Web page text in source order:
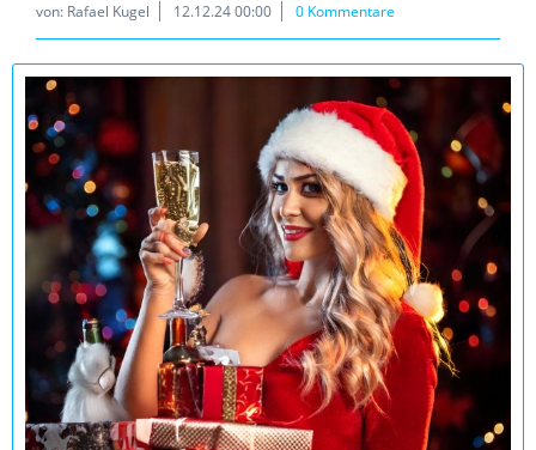
von: Rafael Kugel 12.12.24 00:00 0 Kommentare